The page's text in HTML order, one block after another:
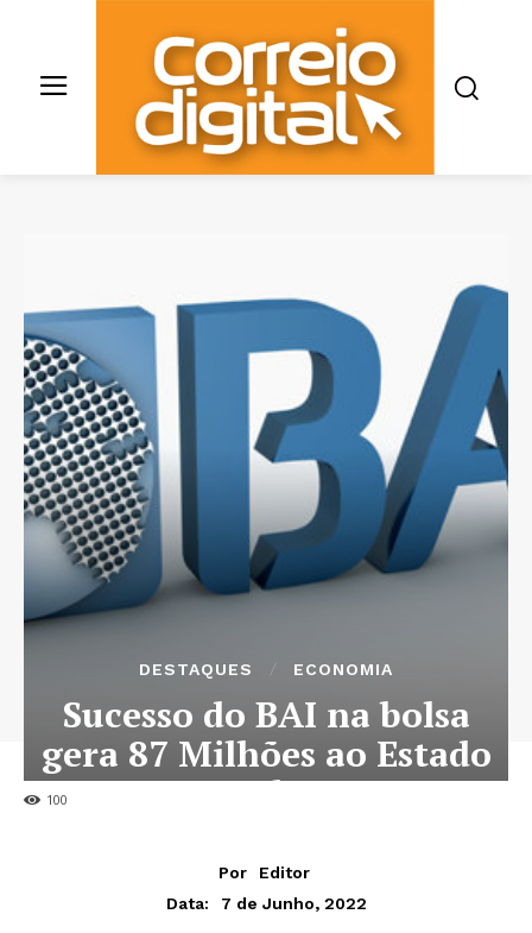
100
DESTAQUES ECONOMIA
Sucesso do BAI na bolsa
gera 87 Milhões ao Estado
angolano
Por
Editor
Data:
7 de Junho, 2022